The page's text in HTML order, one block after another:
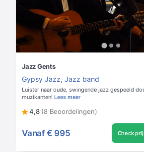
Jazz Gents
Gypsy Jazz, Jazz band
Luister naar oude, swingende jazz gespeeld
muzikanten! Lees meer
4,8 (8 Beoordelingen)
Vanaf € 995 Check